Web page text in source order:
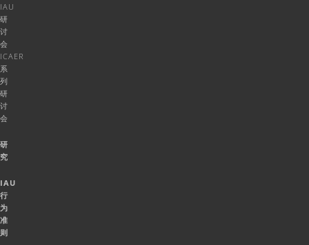
IAU
研
讨
会
ICAER
系
列
研
讨
会
研
究
IAU
行
为
准
则